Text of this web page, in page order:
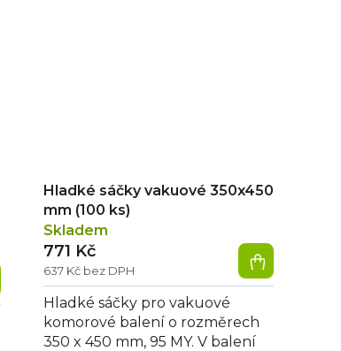
Hladké sáčky vakuové 350x450
mm (100 ks)
Skladem
637 Kč bez DPH
771 Kč
Hladké sáčky pro vakuové
komorové balení o rozměrech
350 x 450 mm, 95 MY. V balení